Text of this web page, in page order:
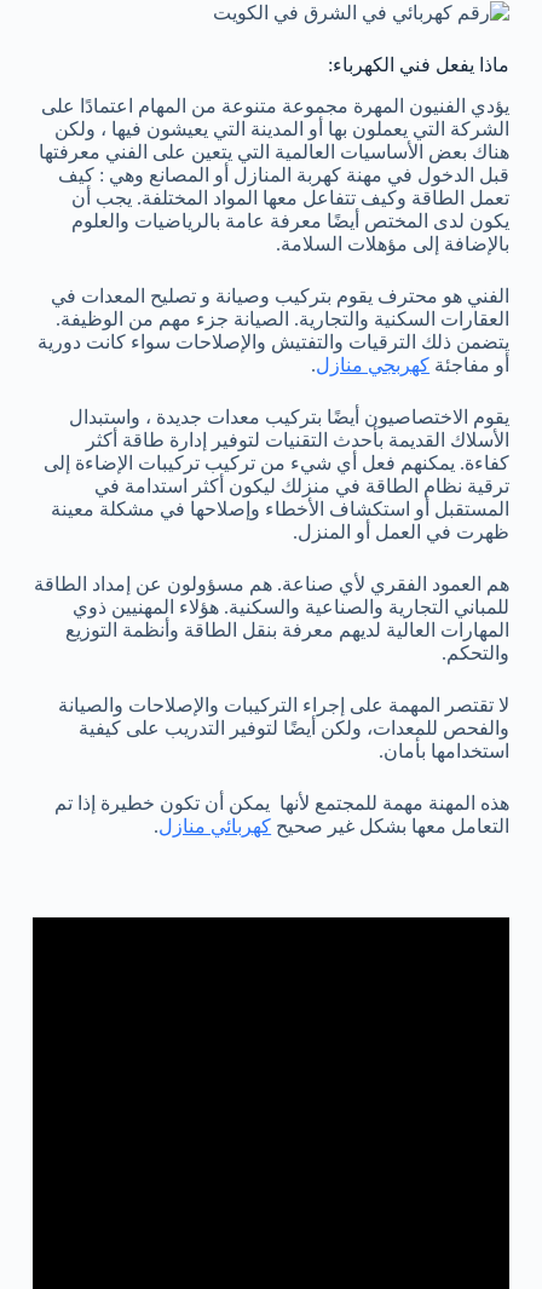
ماذا يفعل فني الكهرباء:
يؤدي الفنيون المهرة مجموعة متنوعة من المهام اعتمادًا على
الشركة التي يعملون بها أو المدينة التي يعيشون فيها ، ولكن
هناك بعض الأساسيات العالمية التي يتعين على الفني معرفتها
قبل الدخول في مهنة كهربة المنازل أو المصانع وهي : كيف
تعمل الطاقة وكيف تتفاعل معها المواد المختلفة. يجب أن
يكون لدى المختص أيضًا معرفة عامة بالرياضيات والعلوم
بالإضافة إلى مؤهلات السلامة.
الفني هو محترف يقوم بتركيب وصيانة و تصليح المعدات في
العقارات السكنية والتجارية. الصيانة جزء مهم من الوظيفة.
يتضمن ذلك الترقيات والتفتيش والإصلاحات سواء كانت دورية
أو مفاجئة كهربجي منازل.
يقوم الاختصاصيون أيضًا بتركيب معدات جديدة ، واستبدال
الأسلاك القديمة بأحدث التقنيات لتوفير إدارة طاقة أكثر
كفاءة. يمكنهم فعل أي شيء من تركيب تركيبات الإضاءة إلى
ترقية نظام الطاقة في منزلك ليكون أكثر استدامة في
المستقبل أو استكشاف الأخطاء وإصلاحها في مشكلة معينة
ظهرت في العمل أو المنزل.
هم العمود الفقري لأي صناعة. هم مسؤولون عن إمداد الطاقة
للمباني التجارية والصناعية والسكنية. هؤلاء المهنيين ذوي
المهارات العالية لديهم معرفة بنقل الطاقة وأنظمة التوزيع
والتحكم.
لا تقتصر المهمة على إجراء التركيبات والإصلاحات والصيانة
والفحص للمعدات، ولكن أيضًا لتوفير التدريب على كيفية
استخدامها بأمان.
هذه المهنة مهمة للمجتمع لأنها يمكن أن تكون خطيرة إذا تم
التعامل معها بشكل غير صحيح كهربائي منازل.